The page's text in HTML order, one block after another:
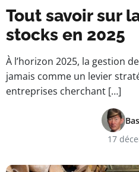
Tout savoir sur
stocks en 2025
À l’horizon 2025, la gestion
jamais comme un levier
entreprises cherchant […]
17